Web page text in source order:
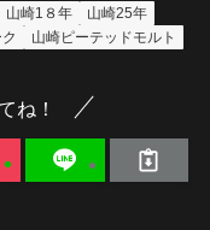
山崎1８年
山崎25年
山崎ピーテッドモルト
ね！